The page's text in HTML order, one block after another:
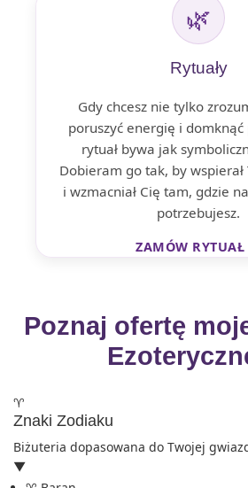
🌿
Rytuały
Gdy chcesz nie tylko
poruszyć energię i
rytuał bywa jak
Dobieram go tak, by
i wzmacniał Cię tam, gdzie
potrzebujesz.
ZAMÓW
Poznaj ofertę
♈
Znaki Zodiaku
Biżuteria dopasowana do Twojej
▼